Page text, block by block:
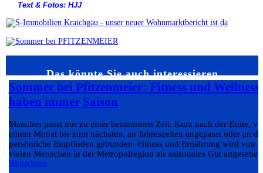
Text & Fotos: HJJ
Das könnte Sie auch interessieren…
Sommer bei Pfitzenmeier: Fitness und Wellness
haben immer Saison
Manches passt nur zu einer bestimmten Zeit. Kurz nach der Ernte,
einem Monat bis zum nächsten, an Jahreszeiten angepasst oder an
persönliche Empfinden gebunden. Fitness und Ernährung wird von
vielen Menschen in der Metropolregion als saisonales Gut
Weiterlesen